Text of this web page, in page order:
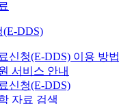
DDS)
신청(E-DDS) 이용 방법
서비스 안내
신청(E-DDS)
자료 검색